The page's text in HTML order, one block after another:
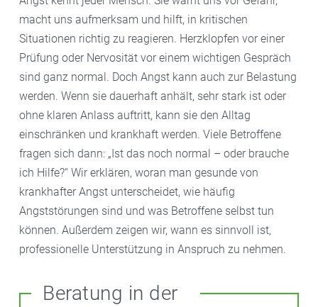
macht uns aufmerksam und hilft, in kritischen
Situationen richtig zu reagieren. Herzklopfen vor einer
Prüfung oder Nervosität vor einem wichtigen Gespräch
sind ganz normal. Doch Angst kann auch zur Belastung
werden. Wenn sie dauerhaft anhält, sehr stark ist oder
ohne klaren Anlass auftritt, kann sie den Alltag
einschränken und krankhaft werden. Viele Betroffene
fragen sich dann: „Ist das noch normal – oder brauche
ich Hilfe?“ Wir erklären, woran man gesunde von
krankhafter Angst unterscheidet, wie häufig
Angststörungen sind und was Betroffene selbst tun
können. Außerdem zeigen wir, wann es sinnvoll ist,
professionelle Unterstützung in Anspruch zu nehmen.
Beratung in der